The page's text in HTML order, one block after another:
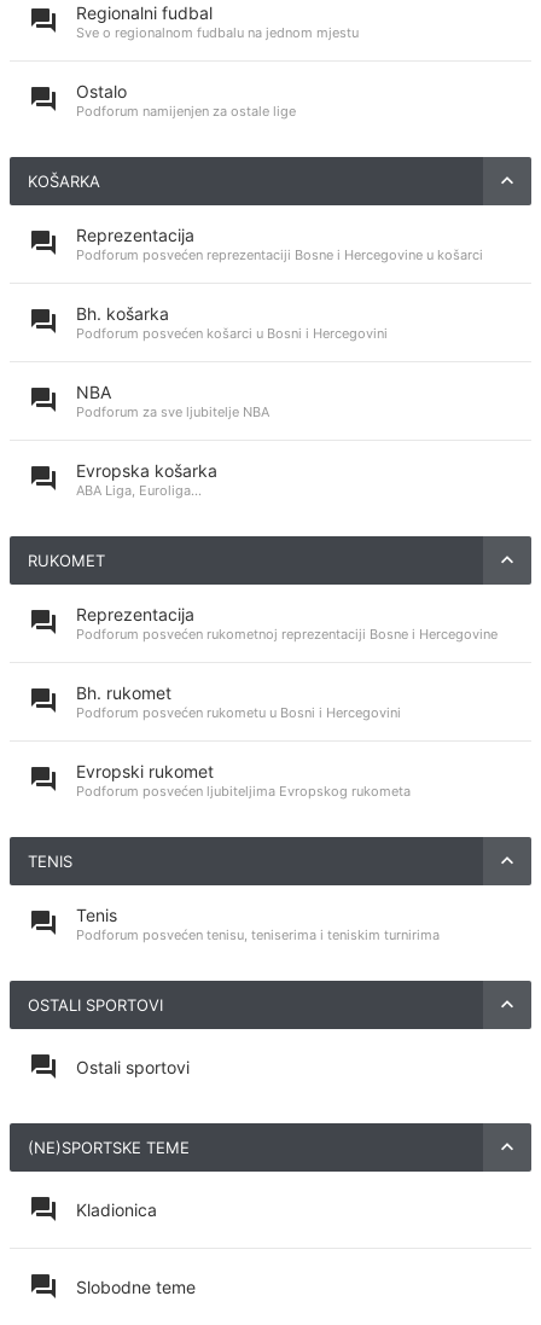
Regionalni fudbal
Sve o regionalnom fudbalu na jednom mjestu
Ostalo
Podforum namijenjen za ostale lige
KOŠARKA
Reprezentacija
Podforum posvećen reprezentaciji Bosne i Hercegovine u košarci
Bh. košarka
Podforum posvećen košarci u Bosni i Hercegovini
NBA
Podforum za sve ljubitelje NBA
Evropska košarka
ABA Liga, Euroliga...
RUKOMET
Reprezentacija
Podforum posvećen rukometnoj reprezentaciji Bosne i Hercegovine
Bh. rukomet
Podforum posvećen rukometu u Bosni i Hercegovini
Evropski rukomet
Podforum posvećen ljubiteljima Evropskog rukometa
TENIS
Tenis
Podforum posvećen tenisu, teniserima i teniskim turnirima
OSTALI SPORTOVI
Ostali sportovi
(NE)SPORTSKE TEME
Kladionica
Slobodne teme